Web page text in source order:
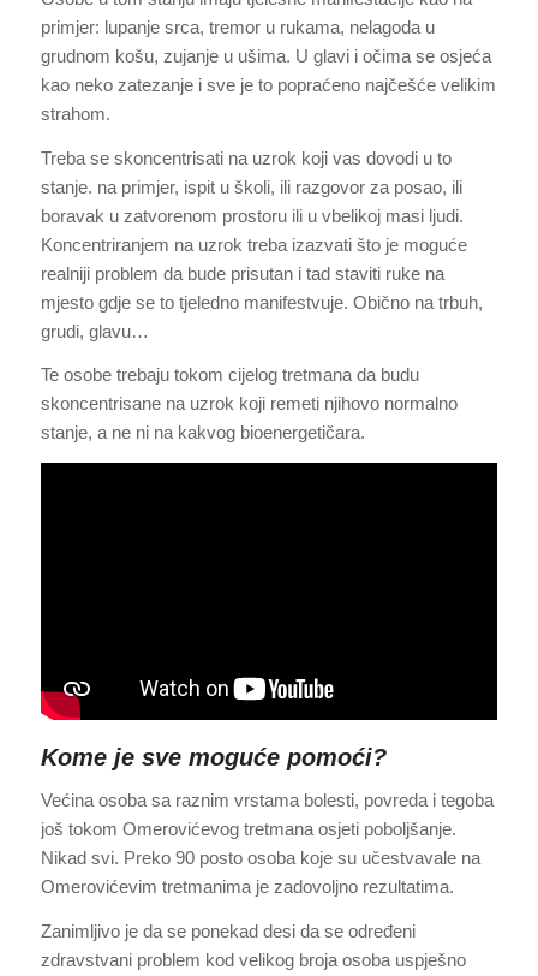
primjer: lupanje srca, tremor u rukama, nelagoda u
grudnom košu, zujanje u ušima. U glavi i očima se osjeća
kao neko zatezanje i sve je to popraćeno najčešće velikim
strahom.
Treba se skoncentrisati na uzrok koji vas dovodi u to
stanje. na primjer, ispit u školi, ili razgovor za posao, ili
boravak u zatvorenom prostoru ili u vbelikoj masi ljudi.
Koncentriranjem na uzrok treba izazvati što je moguće
realniji problem da bude prisutan i tad staviti ruke na
mjesto gdje se to tjeledno manifestvuje. Obično na trbuh,
grudi, glavu…
Te osobe trebaju tokom cijelog tretmana da budu
skoncentrisane na uzrok koji remeti njihovo normalno
stanje, a ne ni na kakvog bioenergetičara.
Kome je sve moguće pomoći?
Većina osoba sa raznim vrstama bolesti, povreda i tegoba
još tokom Omerovićevog tretmana osjeti poboljšanje.
Nikad svi. Preko 90 posto osoba koje su učestvavale na
Omerovićevim tretmanima je zadovoljno rezultatima.
Zanimljivo je da se ponekad desi da se određeni
zdravstvani problem kod velikog broja osoba uspješno